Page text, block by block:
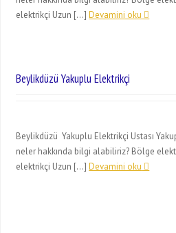
elektrikçi Uzun […]Devamini oku
Beylikdüzü Yakuplu Elektrikçi
Beylikdüzü Yakuplu Elektrikçi Ustası
neler hakkında bilgi alabiliriz? Bölge
elektrikçi Uzun […]Devamini oku